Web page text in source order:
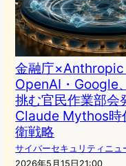
金融庁×Anthropic
OpenAI・Google
挑む官民作業部会
Claude Mythos時
衛戦略
サイバーセキュリティニュ
2026年5月15日21:00